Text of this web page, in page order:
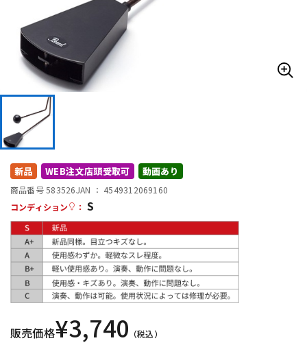
管楽器
アンプ
配信/ライブ機器
中古
新品 WEB注文店頭受取可 動画あり
商品番号 583526JAN ： 4549312069160
コンディション
： S
販売価格¥3,740 （税込）